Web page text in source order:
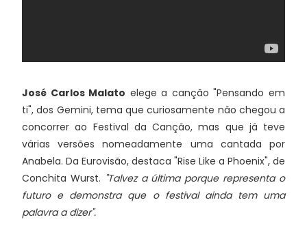
José Carlos Malato elege a canção "Pensando em
ti", dos Gemini, tema que curiosamente não chegou a
concorrer ao Festival da Canção, mas que já teve
várias versões nomeadamente uma cantada por
Anabela. Da Eurovisão, destaca "Rise Like a Phoenix", de
Conchita Wurst. "Talvez a última porque representa o
futuro e demonstra que o festival ainda tem uma
palavra a dizer".